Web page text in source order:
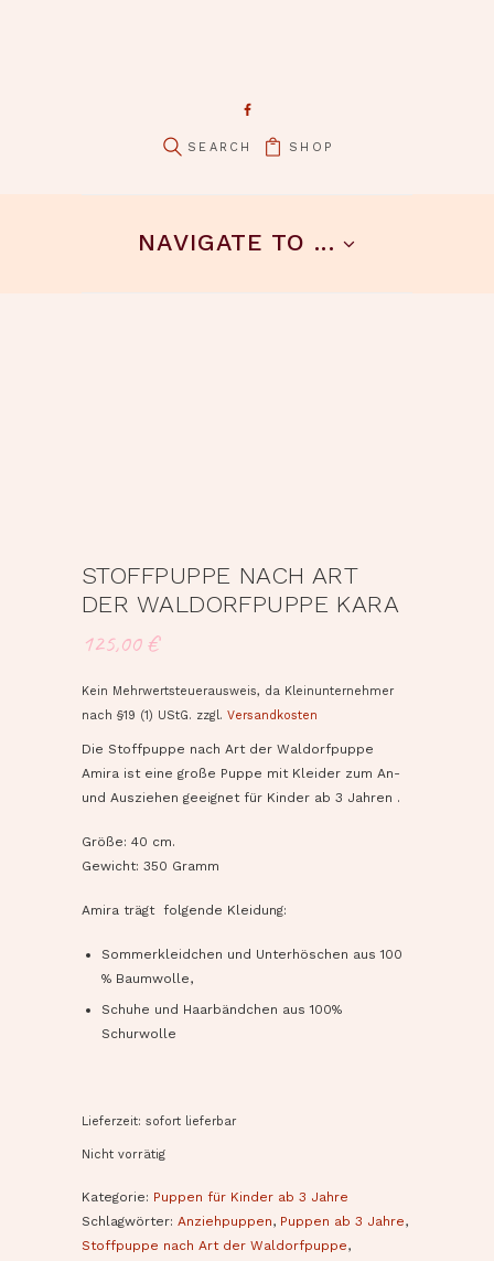
SHOP
NAVIGATE TO ...
STOFFPUPPE NACH ART
DER WALDORFPUPPE KARA
125,00€
Kein Mehrwertsteuerausweis, da Kleinunternehmer
nach §19 (1) UStG. zzgl. Versandkosten
Die Stoffpuppe nach Art der Waldorfpuppe
Amira ist eine große Puppe mit Kleider zum An-
und Ausziehen geeignet für Kinder ab 3 Jahren .
Größe: 40 cm.
Gewicht: 350 Gramm
Amira trägt folgende Kleidung:
Sommerkleidchen und Unterhöschen aus 100
% Baumwolle,
Schuhe und Haarbändchen aus 100%
Schurwolle
Lieferzeit: sofort lieferbar
Nicht vorrätig
Kategorie: Puppen für Kinder ab 3 Jahre
Schlagwörter: Anziehpuppen, Puppen ab 3 Jahre,
Stoffpuppe nach Art der Waldorfpuppe,